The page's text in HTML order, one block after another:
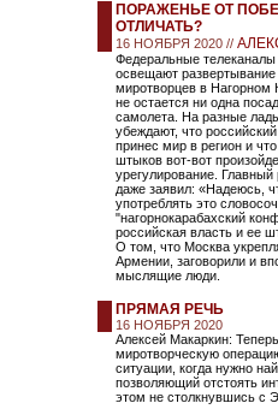
ПОРАЖЕНЬЕ ОТ
ОТЛИЧАТЬ?
16 НОЯБРЯ 2020 //
Федеральные
освещают развертывание
миротворцев в Нагорном
не остается ни одна
самолета. На разные
убеждают, что
принес мир в регион и
штыков вот-вот
урегулирование. Главный
даже заявил: «Надеюсь,
употреблять это
"нагорнокарабахский
российская власть и ее
О том, что Москва
Армении, заговорили и
мыслящие люди.
ПРЯМАЯ РЕЧЬ
16 НОЯБРЯ 2020
Алексей Макаркин:
миротворческую
ситуации, когда нужно
позволяющий отстоять
этом не столкнувшись с